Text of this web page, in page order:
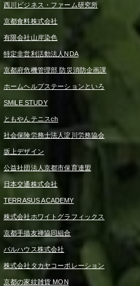
西川ビジネス・ファーム研究所
京都食料株式会社
有限会社山岸染色
特定非営利活動法人NDA
京都府危機管理部 防災消防企画課
ホームヘルプステーションといろ
SMiLE STUDY
ともやんテニスch
社会保険労務士法人淀川労務協会
坂上デザイン
公益社団法人京都市保育連盟
日本交通株式会社
TERRASUS ACADEMY
株式会社ホワイトグラフィックス
京都手描友禅協同組合
パルハウス株式会社
株式会社タカヤコーポレーション
京都の家紋雑貨 MON